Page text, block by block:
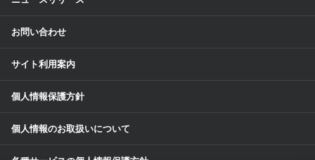
お問い合わせ
サイト利用案内
個人情報保護方針
個人情報のお取扱いについて